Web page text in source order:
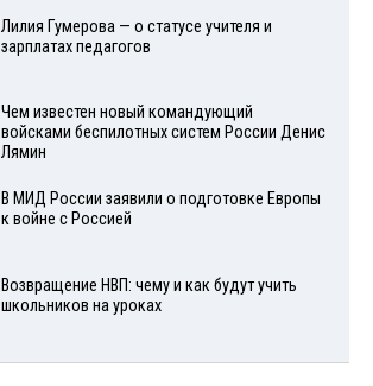
Лилия Гумерова — о статусе учителя и
зарплатах педагогов
Чем известен новый командующий
войсками беспилотных систем России Денис
Лямин
В МИД России заявили о подготовке Европы
к войне с Россией
Возвращение НВП: чему и как будут учить
школьников на уроках